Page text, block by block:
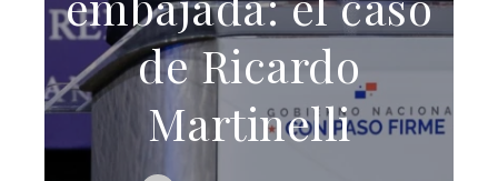
de Ricardo
Martinelli